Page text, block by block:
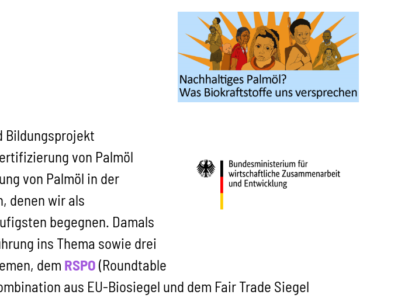
Bildungsprojekt
von Palmöl
von Palmöl in der
denen wir als
begegnen. Damals
ins Thema sowie drei
dem RSPO (Roundtable
aus EU-Biosiegel und dem Fair Trade Siegel